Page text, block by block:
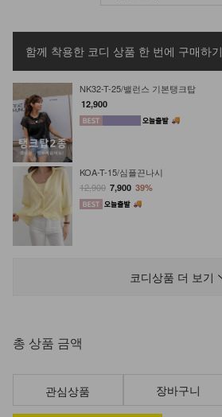
함께 착용한 코디 상품 한 번에 구매하기
NK32-T-25/밸런스 기본탱크탑
12,900
KOA-T-15/심플끈나시
12,900 7,900 39%
15%
KOA-T-26/스퀘어 스판나시
13,900
코디상품 더 보기
총 상품 금액
관심상품 장바구니